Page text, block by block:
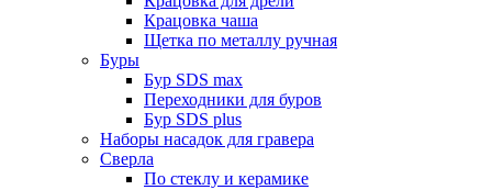
Крацовка чаша
Щетка по металлу ручная
Буры
Бур SDS max
Переходники для буров
Бур SDS plus
Наборы насадок для гравера
Сверла
По стеклу и керамике